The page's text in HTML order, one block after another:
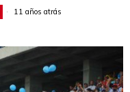
11 años atrás